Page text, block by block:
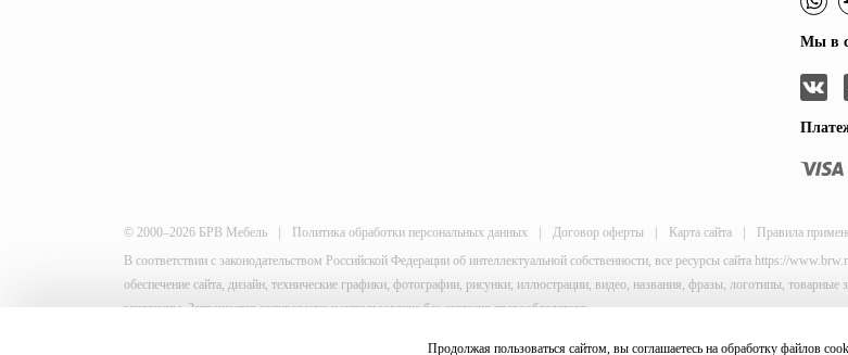
Мы в
© 2000–2026 БРВ Мебель | Политика обработки персональных данных | Договор оферты | Карта сайта |
Правила
В соответствии с законодательством Российской Федерации об интеллектуальной собственности, все ресурсы сайта https://
обеспечение сайта, дизайн, технические графики, фотографии, рисунки, иллюстрации, видео, названия, фразы, логотипы,
защищены. Запрещается копирование и использование без согласия правообладателя.
Продолжая пользоваться сайтом, вы соглашаетесь на обработку файлов